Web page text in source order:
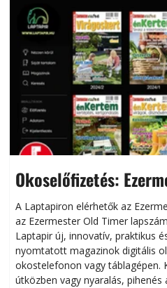
Okoselőfizetés:
A Laptapiron elérhetők az
az Ezermester Old Timer
Laptapir új, innovatív, praktikus
nyomtatott magazinok digitális
okostelefonon vagy táblagépen.
útközben vagy nyaralás,